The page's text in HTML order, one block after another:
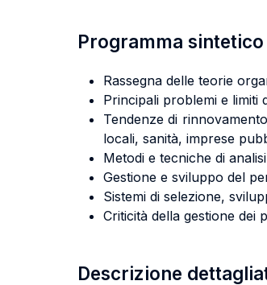
Programma
Rassegna delle teorie
Principali problemi e limiti
Tendenze di
locali, sanità, imprese
Metodi e tecniche di
Gestione e sviluppo del
Sistemi di selezione,
Criticità della gestione dei
Descrizione